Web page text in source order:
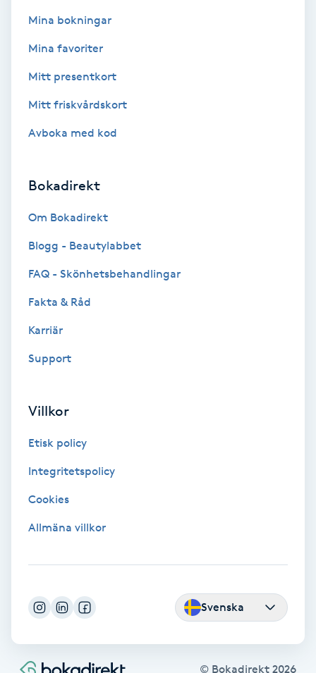
Lymfmassage
Läpptatuering
Makeup
Manikyr & Pedikyr
Massage
Medicinsk massage
Meditation
Megavolymfransar
Mesoterapi
MicroPen
Mixfransar
N
Nagelförlängning
Mina bokningar
Mina favoriter
Mitt presentkort
Mitt friskvårdskort
Avboka med kod
Bokadirekt
Om Bokadirekt
Blogg - Beautylabbet
FAQ - Skönhetsbehandlingar
Fakta & Råd
Karriär
Support
Villkor
Etisk policy
Integritetspolicy
Cookies
Allmäna villkor
Svenska
© Bokadirekt 2026